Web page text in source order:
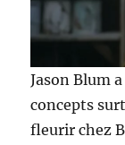
Jason Blum
concepts
fleurir chez